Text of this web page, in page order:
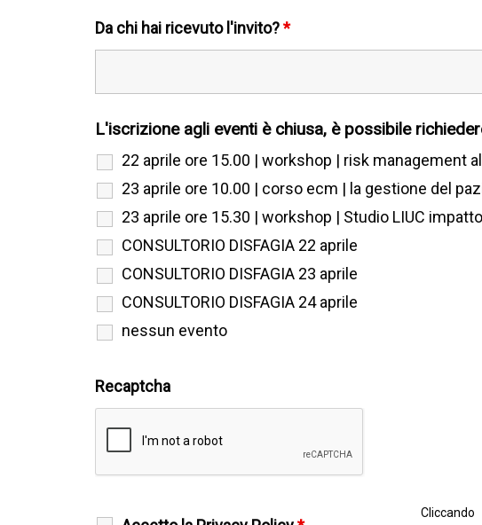
Da chi hai ricevuto l'invito?*
L'iscrizione agli eventi è chiusa, è possibile
22 aprile ore 15.00 | workshop | risk management
23 aprile ore 10.00 | corso ecm | la gestione del
23 aprile ore 15.30 | workshop | Studio LIUC
CONSULTORIO DISFAGIA 22 aprile
CONSULTORIO DISFAGIA 23 aprile
CONSULTORIO DISFAGIA 24 aprile
nessun evento
Recaptcha